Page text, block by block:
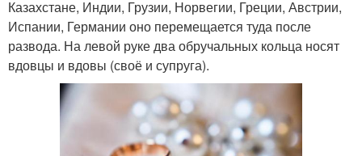
Казахстане, Индии, Грузии, Норвегии, Греции, Австрии,
Испании, Германии оно перемещается туда после
развода. На левой руке два обручальных кольца носят
вдовцы и вдовы (своё и супруга).